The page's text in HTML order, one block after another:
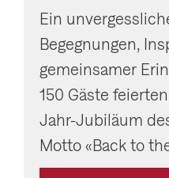
Ein
Begegnungen,
gemeinsamer
150 Gäste
Jahr-Jubiläum
Motto «Back to